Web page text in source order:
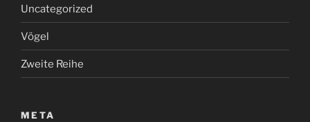
Uncategorized
Vögel
Zweite Reihe
META